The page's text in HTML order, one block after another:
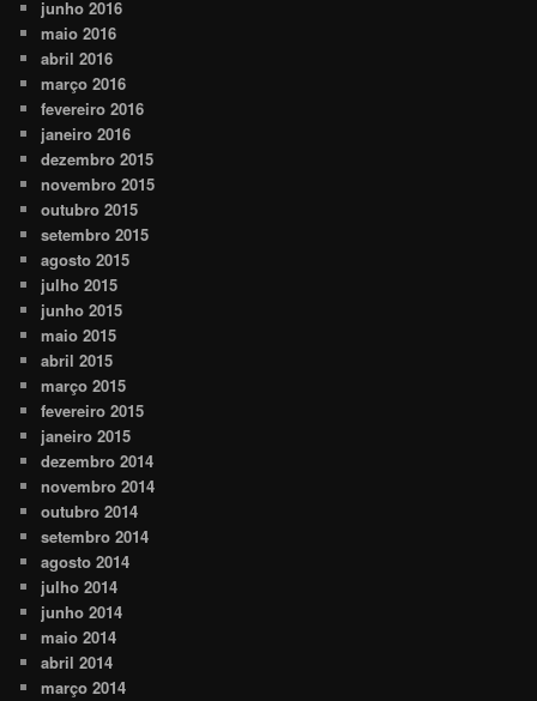
junho 2016
maio 2016
abril 2016
março 2016
fevereiro 2016
janeiro 2016
dezembro 2015
novembro 2015
outubro 2015
setembro 2015
agosto 2015
julho 2015
junho 2015
maio 2015
abril 2015
março 2015
fevereiro 2015
janeiro 2015
dezembro 2014
novembro 2014
outubro 2014
setembro 2014
agosto 2014
julho 2014
junho 2014
maio 2014
abril 2014
março 2014